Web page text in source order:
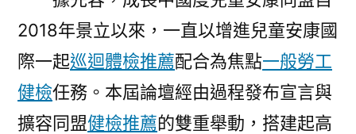
2018年景立以來，一直以增進兒童安康國
際一起巡迴體檢推薦配合為焦點一般勞工
健檢任務。本屆論壇經由過程發布宣言與
擴容同盟健檢推薦的雙重舉動，搭建起高